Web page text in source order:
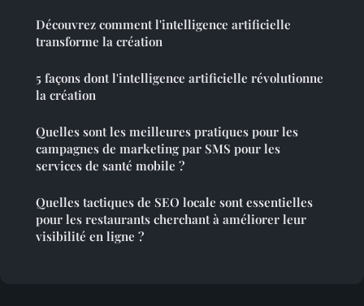
Découvrez comment l'intelligence artificielle
transforme la création
5 façons dont l'intelligence artificielle révolutionne
la création
Quelles sont les meilleures pratiques pour les
campagnes de marketing par SMS pour les
services de santé mobile ?
Quelles tactiques de SEO locale sont essentielles
pour les restaurants cherchant à améliorer leur
visibilité en ligne ?